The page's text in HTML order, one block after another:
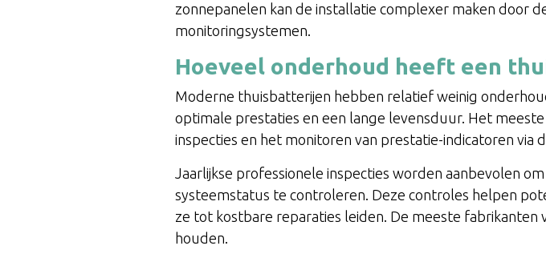
zonnepanelen kan de installatie complexer maken door
monitoringsystemen.
Hoeveel onderhoud heeft een
Moderne thuisbatterijen hebben relatief weinig
optimale prestaties en een lange levensduur. Het
inspecties en het monitoren van prestatie-indicatoren via
Jaarlijkse professionele inspecties worden aanbevolen
systeemstatus te controleren. Deze controles helpen
ze tot kostbare reparaties leiden. De meeste fabrikanten
houden.